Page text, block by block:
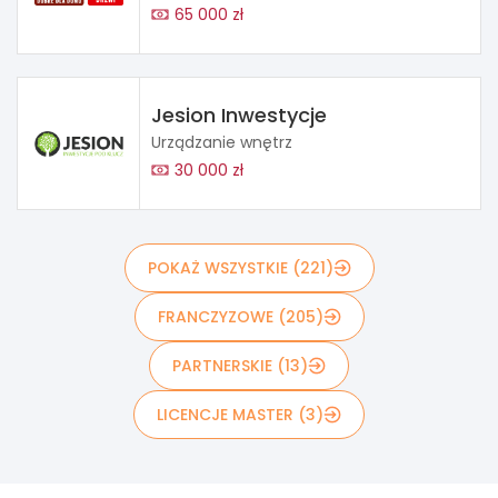
65 000 zł
Jesion Inwestycje
Urządzanie wnętrz
30 000 zł
POKAŻ WSZYSTKIE (221)
FRANCZYZOWE (205)
PARTNERSKIE (13)
LICENCJE MASTER (3)